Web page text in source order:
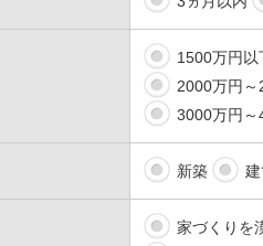
1500万円以
2000万円
3000万円～
新築
家づくりを